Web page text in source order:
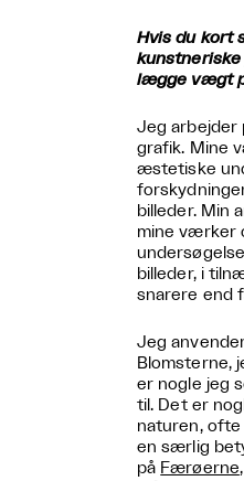
Hvis du kort
kunstneriske
lægge vægt
Jeg arbejder
grafik. Mine
æstetiske
billeder. Min
mine værker
billeder, i
snarere end
Jeg
Blomsterne,
er nogle jeg
til. Det er
naturen, ofte
en særlig
på Færøerne